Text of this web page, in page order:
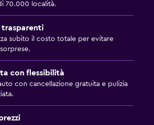
70.000 località.
trasparenti
subito il costo totale per evitare
con flessibilità
con cancellazione gratuita e pulizia